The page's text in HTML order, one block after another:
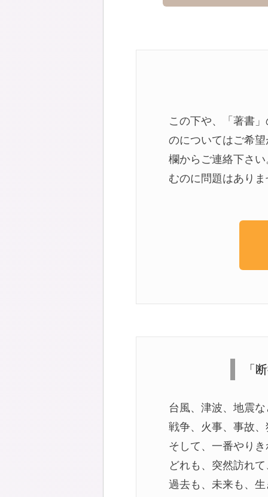
この下や、「著書
のについてはご希
欄からご連絡下さ
むのに問題はあり
「
台風、津波、地震
戦争、火事、事故
そして、一番やり
どれも、突然訪れ
過去も、未来も、